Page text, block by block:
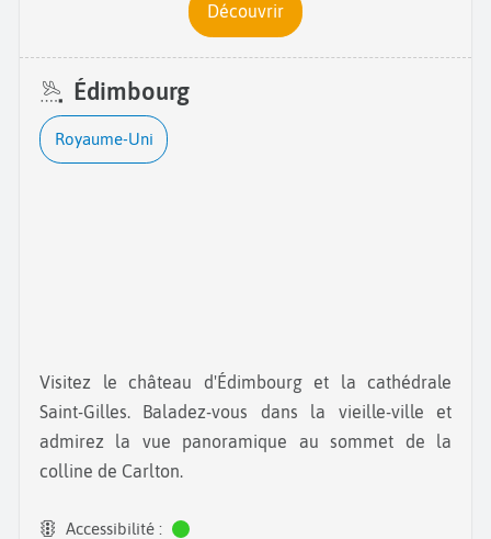
Découvrir
Édimbourg
Royaume-Uni
Visitez le château d'Édimbourg et la cathédrale
Saint-Gilles. Baladez-vous dans la vieille-ville et
admirez la vue panoramique au sommet de la
colline de Carlton.
Accessibilité :